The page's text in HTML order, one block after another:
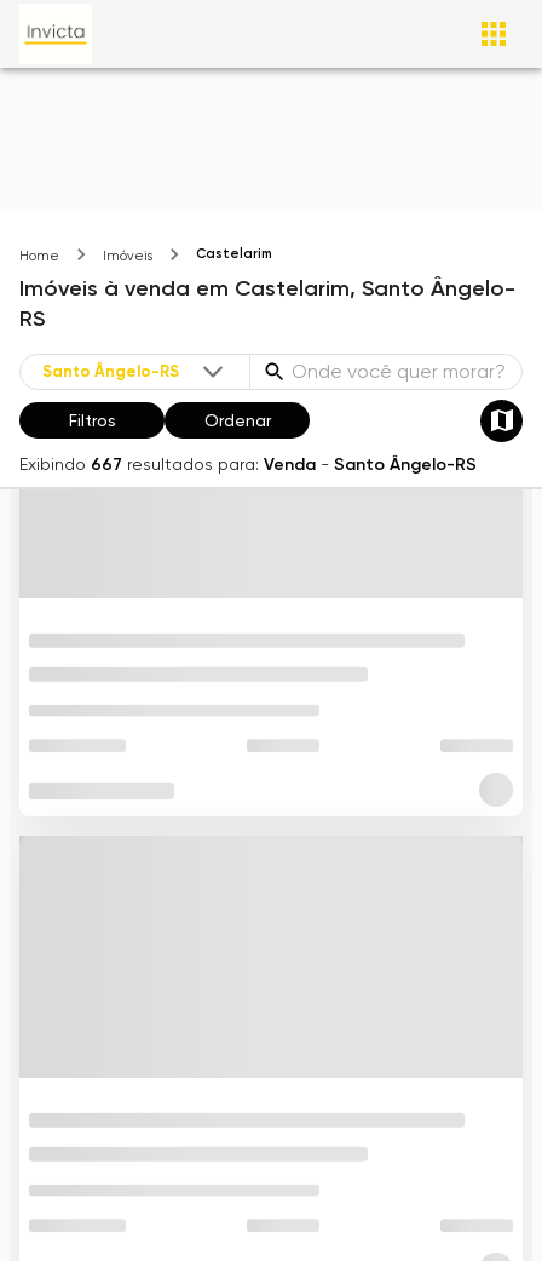
Home Imóveis Castelarim
Imóveis à venda em Castelarim, Santo Ângelo-
RS
Filtros Ordenar
Exibindo 667 resultados para: Venda - Santo Ângelo-RS